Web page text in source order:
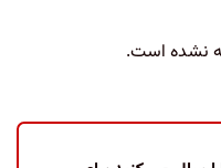
نشده است.